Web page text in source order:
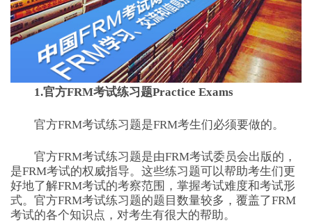
1.官方FRM考试练习题Practice Exams
官方FRM考试练习题是FRM考生们必须要做的。
官方FRM考试练习题是由FRM考试委员会出版的，
是FRM考试的权威指导。这些练习题可以帮助考生们更
好地了解FRM考试的考察范围，掌握考试难度和考试形
式。官方FRM考试练习题的题目数量较多，覆盖了FRM
考试的各个知识点，对考生有很大的帮助。